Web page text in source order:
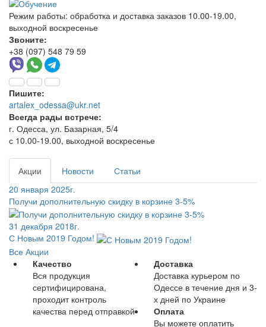
Режим работы: обработка и доставка заказов 10.00-19.00,
выходной воскресенье
Звоните:
+38 (097) 548 79 59
Пишите:
artalex_odessa@ukr.net
Всегда рады встрече:
г. Одесса, ул. Базарная, 5/4
с 10.00-19.00, выходной воскресенье
Акции Новости
Статьи
20 января 2025г.
Получи дополнительную скидку в корзине 3-5%
31 декабря 2018г.
С Новым 2019 Годом!
Все Акции
Качество
Вся продукция
сертифицирована,
проходит контроль
качества перед отправкой
Доставка
Доставка курьером по
Одессе в течение дня и 3-
х дней по Украине
Оплата
Вы можете оплатить